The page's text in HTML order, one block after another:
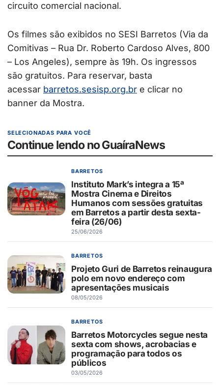
circuito comercial nacional.
Os filmes são exibidos no SESI Barretos (Via da
Comitivas – Rua Dr. Roberto Cardoso Alves, 800
– Los Angeles), sempre às 19h. Os ingressos
são gratuitos. Para reservar, basta
acessar barretos.sesisp.org.br e clicar no
banner da Mostra.
SELECIONADAS PARA VOCÊ
Continue lendo no GuaíraNews
BARRETOS
Instituto Mark’s integra a 15ª
Mostra Cinema e Direitos
Humanos com sessões gratuitas
em Barretos a partir desta sexta-
feira (26/06)
25/06/2026
BARRETOS
Projeto Guri de Barretos reinaugura
polo em novo endereço com
apresentações musicais
08/05/2026
BARRETOS
Barretos Motorcycles segue nesta
sexta com shows, acrobacias e
programação para todos os
públicos
03/05/2026